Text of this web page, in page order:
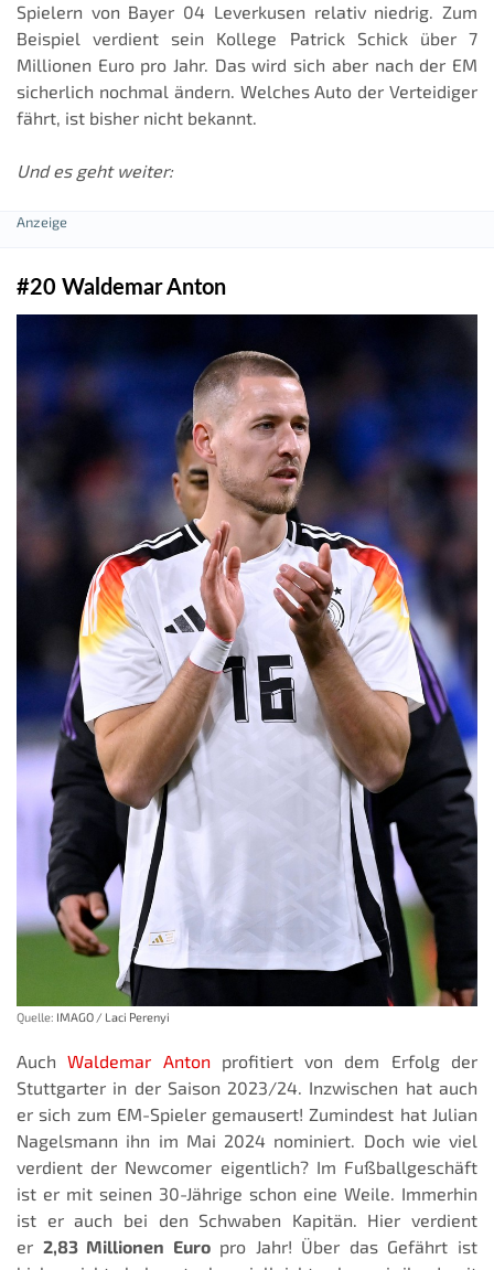
Spielern von Bayer 04 Leverkusen relativ niedrig. Zum
Beispiel verdient sein Kollege Patrick Schick über 7
Millionen Euro pro Jahr. Das wird sich aber nach der EM
sicherlich nochmal ändern. Welches Auto der Verteidiger
fährt, ist bisher nicht bekannt.
Und es geht weiter:
#20 Waldemar Anton
Quelle: IMAGO / Laci Perenyi
AuchWaldemar Antonprofitiert von dem Erfolg der
Stuttgarter in der Saison 2023/24. Inzwischen hat auch
er sich zum EM-Spieler gemausert! Zumindest hat Julian
Nagelsmann ihn im Mai 2024 nominiert. Doch wie viel
verdient der Newcomer eigentlich? Im Fußballgeschäft
ist er mit seinen 30-Jährige schon eine Weile. Immerhin
ist er auch bei den Schwaben Kapitän. Hier verdient
er 2,83 Millionen Europro Jahr! Über das Gefährt ist